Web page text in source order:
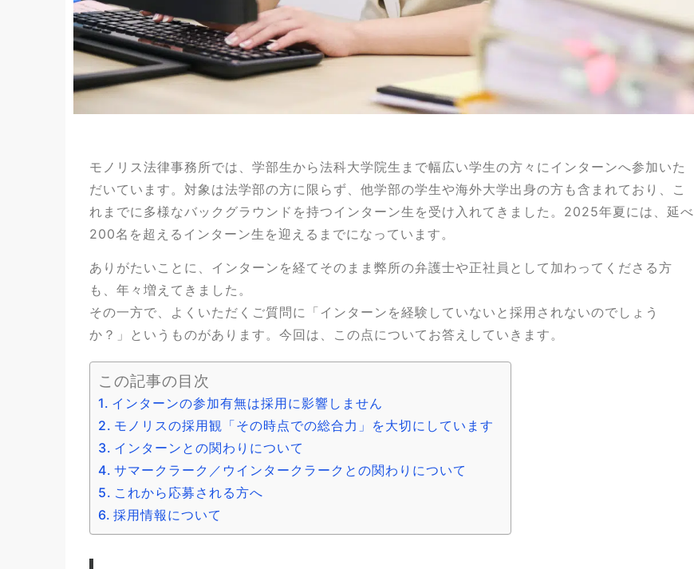
モノリス法律事務所では、学部生から法科大学院生まで幅広い学生の方々にインターンへ参加いた
だいています。対象は法学部の方に限らず、他学部の学生や海外大学出身の方も含まれており、こ
れまでに多様なバックグラウンドを持つインターン生を受け入れてきました。2025年夏には、延べ
200名を超えるインターン生を迎えるまでになっています。
ありがたいことに、インターンを経てそのまま弊所の弁護士や正社員として加わってくださる方
も、年々増えてきました。
その一方で、よくいただくご質問に「インターンを経験していないと採用されないのでしょう
か？」というものがあります。今回は、この点についてお答えしていきます。
この記事の目次
インターンの参加有無は採用に影響しません
モノリスの採用観「その時点での総合力」を大切にしています
インターンとの関わりについて
サマークラーク／ウインタークラークとの関わりについて
これから応募される方へ
採用情報について